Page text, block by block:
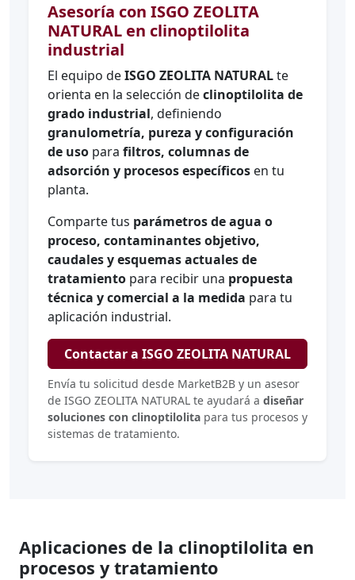
Asesoría con ISGO ZEOLITA
NATURAL en clinoptilolita
industrial
El equipo deISGO ZEOLITA NATURALte
orienta en la selección declinoptilolita de
grado industrial, definiendo
granulometría, pureza y configuración
de uso para filtros, columnas de
adsorción y procesos específicos en tu
planta.
Comparte tus parámetros de agua o
proceso, contaminantes objetivo,
caudales y esquemas actuales de
tratamiento para recibir una propuesta
técnica y comercial a la medida para tu
aplicación industrial.
Contactar a ISGO ZEOLITA NATURAL
Envía tu solicitud desde MarketB2B y un asesor
de ISGO ZEOLITA NATURAL te ayudará a diseñar
soluciones con clinoptilolita para tus procesos y
sistemas de tratamiento.
Aplicaciones de la clinoptilolita en
procesos y tratamiento